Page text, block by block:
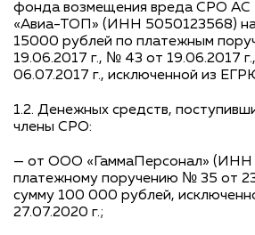
фонда возмещения вреда СРО
«Авиа-ТОП» (ИНН 5050123568)
15000 рублей по платежным
19.06.2017 г., № 43 от 19.06.2017
06.07.2017 г., исключенной из
1.2. Денежных средств,
члены СРО:
— от ООО «ГаммаПерсонал» (ИНН
платежному поручению № 35 от
сумму 100 000 рублей,
27.07.2020 г.;